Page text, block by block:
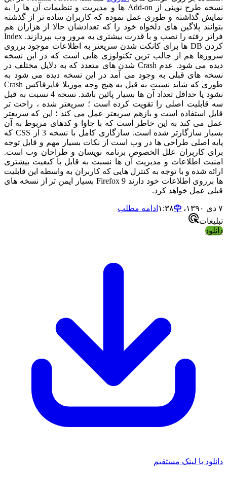
نسخه طرح نوینی از Add-on ها و مدیریت و تنظیمات آن ها را به
نمایش گذاشته و طوری عمل نموده که کاربران ساده تر از گذشته
بتوانند پلاگین های دلخواه خود را که تعدادشان حالا از هزاران هم
فراتر رفته را نصب و با قدرت بیشتری به مرور وب بپردازند. Index
کردن DB ها برای کانکت شدن سریعتر به اطلاعات موجود برروی
سرورها هم از جالب ترین تکنولوژی هایی است که در این نسخه
دیده می شود. عدم Crash شدن های متعدد که به دلایل مختلف در
نسخه های قبلی به وجود می آمد در این نسخه دیده می شود به
طوری که شاید نسبت به قبل به هیچ وجه موزیلا فایرفاکس Crash
نشود یا حداقل تعداد آن ها بسیار پائین باشد. نسخه 4 نسبت به قبل
سه قابلیت اصلی را تقویت کرده است ؛ سریعتر شده ، راحت تر
قابل استفاده است و بازهم سریعتر عمل می کند ؛ این که سریعتر
عمل می کند به این خاطر است که با جاوا و کدهای مربوط به آن
بسیار سازگارتر شده است. سازگاری کامل با نسخه 3 از CSS که
پایه اصلی طراحی ها در وب است از نکات بسیار مهم و قابل توجه
برای کاربران علل الخصوص برنامه نویسان و طراحان وب است.
امنیت اطلاعات و مدیریت آن ها نسبت به قابل با کیفیت بیشتری
ارائه شده و با توجه به کنترل هایی که کاربران به واسطه این قابلیت
ها برروی اطلاعات خود دارند Firefox 9 بسیار ایمن تر از نسخه های
قبلی عمل خواهد کرد.
۷ دی ۱۳۹۰،‏ ۱:۳۸
ادامه مطلب
تبلیغات
دانلود
دانلود با لینک مستقیم